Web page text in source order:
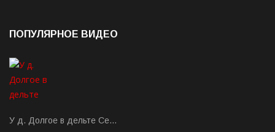
ПОПУЛЯРНОЕ ВИДЕО
У д. Долгое в дельте Се…